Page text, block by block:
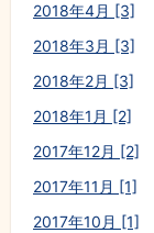
2018年4月 [3]
2018年3月 [3]
2018年2月 [3]
2018年1月 [2]
2017年12月 [2]
2017年11月 [1]
2017年10月 [1]